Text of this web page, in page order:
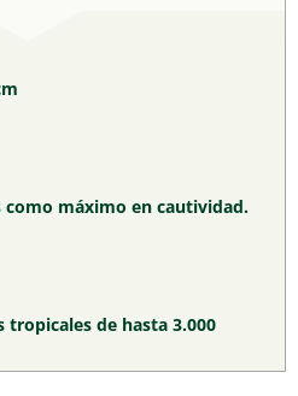
como máximo en cautividad.
tropicales de hasta 3.000